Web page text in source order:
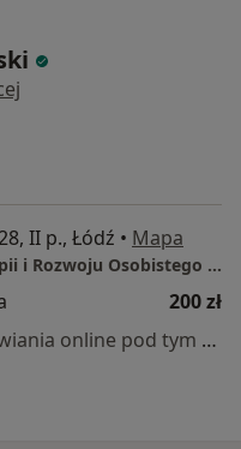
II p., Łódź • Mapa
Prywatny Gabinet Psychoterapii i Rozwoju Osobistego - Wojciech Królikowski
200 zł
Specjalista nie oferuje umawiania online pod tym adresem.